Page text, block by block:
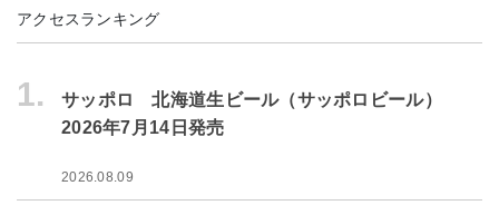
アクセスランキング
1.
サッポロ 北海道生ビール（サッポロビール）
2026年7月14日発売
2026.08.09